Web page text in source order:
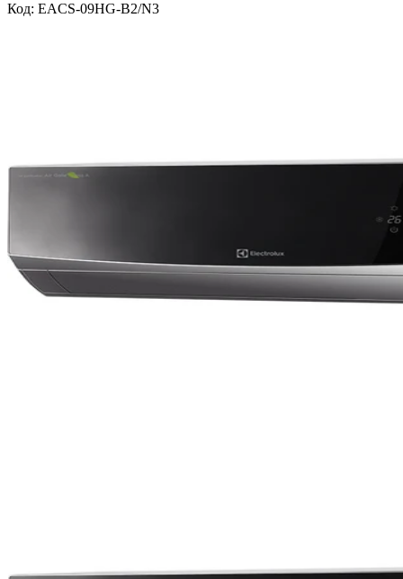
Код: EACS-09HG-B2/N3